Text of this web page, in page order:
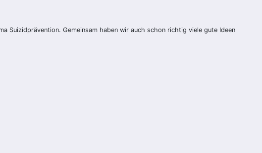
Suizidprävention. Gemeinsam haben wir auch schon richtig viele gute Ideen